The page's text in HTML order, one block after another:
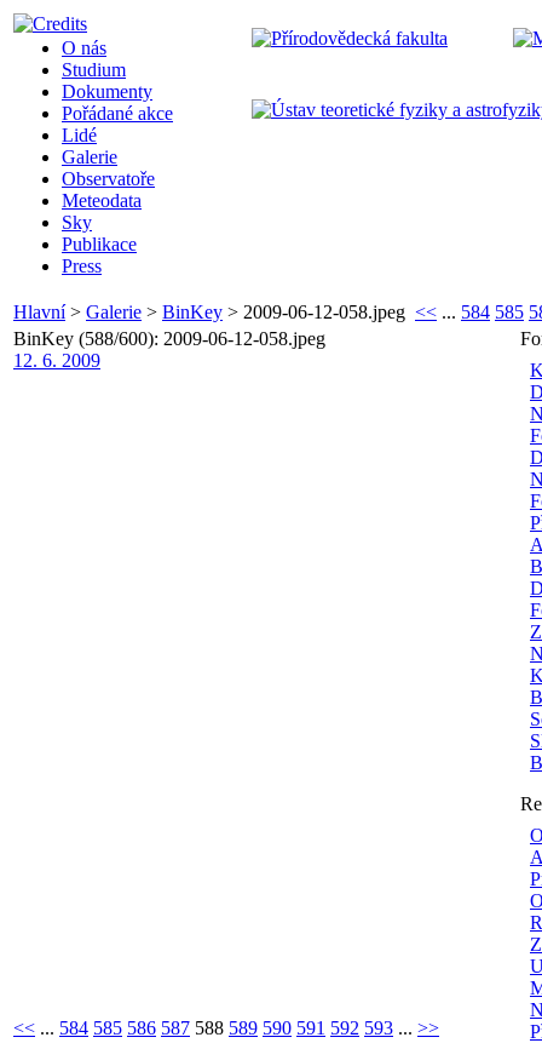
O nás
Studium
Dokumenty
Pořádané akce
Lidé
Galerie
Observatoře
Meteodata
Sky
Publikace
Press
Hlavní> Galerie > BinKey > 2009-06-12-058.jpeg << ... 584 585
BinKey (588/600): 2009-06-12-058.jpeg
12. 6. 2009
<< ... 584 585 586 587 588 589 590 591 592 593 ... >>